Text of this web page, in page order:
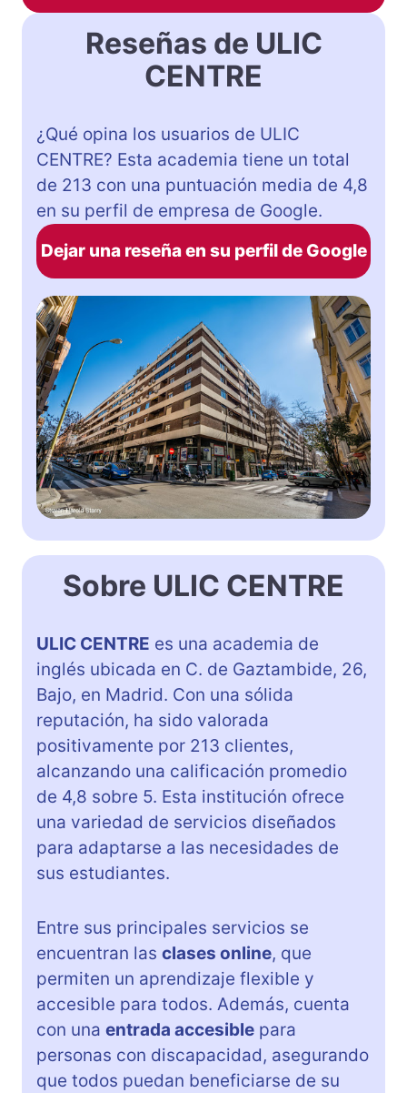
Reseñas de ULIC
CENTRE
¿Qué opina los usuarios de ULIC
CENTRE? Esta academia tiene un total
de 213 con una puntuación media de 4,8
en su perfil de empresa de Google.
Dejar una reseña en su perfil de Google
Sobre ULIC CENTRE
ULIC CENTRE es una academia de
inglés ubicada en C. de Gaztambide, 26,
Bajo, en Madrid. Con una sólida
reputación, ha sido valorada
positivamente por 213 clientes,
alcanzando una calificación promedio
de 4,8 sobre 5. Esta institución ofrece
una variedad de servicios diseñados
para adaptarse a las necesidades de
sus estudiantes.
Entre sus principales servicios se
encuentran las clases online, que
permiten un aprendizaje flexible y
accesible para todos. Además, cuenta
con una entrada accesible para
personas con discapacidad, asegurando
que todos puedan beneficiarse de su